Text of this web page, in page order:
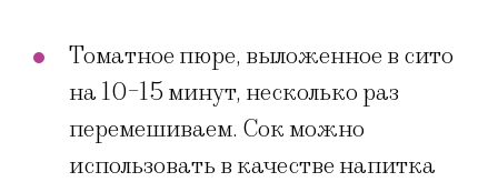
Томатное пюре, выложенное в сито
на 10-15 минут, несколько раз
перемешиваем. Сок можно
использовать в качестве напитка